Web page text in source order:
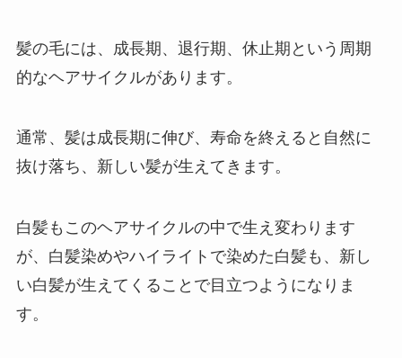
髪の毛には、成長期、退行期、休止期という周期
的なヘアサイクルがあります。
通常、髪は成長期に伸び、寿命を終えると自然に
抜け落ち、新しい髪が生えてきます。
白髪もこのヘアサイクルの中で生え変わります
が、白髪染めやハイライトで染めた白髪も、新し
い白髪が生えてくることで目立つようになりま
す。